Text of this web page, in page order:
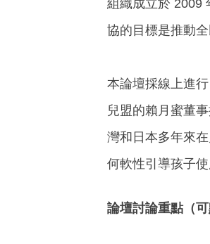
組織成立於 2009
協的目標是推動
本論壇採線上進
兒盟的賴月蜜董
灣和日本多年來
何軟性引導孩子
論壇討論重點（可